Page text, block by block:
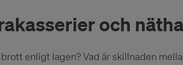
och
enligt lagen? Vad är skillnaden